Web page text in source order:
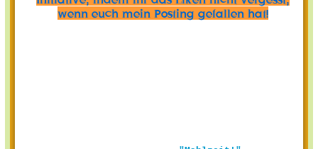
wenn euch mein Posting gefallen hat!